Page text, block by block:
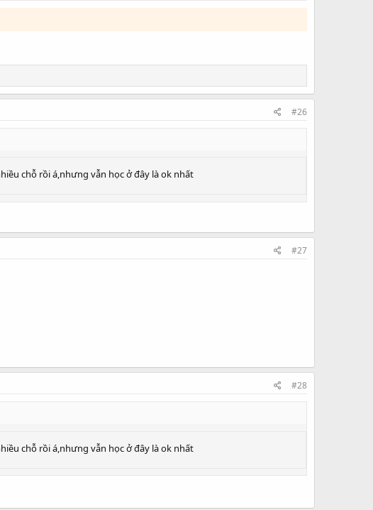
#26
chỗ rồi á,nhưng vẫn học ở đây là ok nhất
#27
#28
chỗ rồi á,nhưng vẫn học ở đây là ok nhất